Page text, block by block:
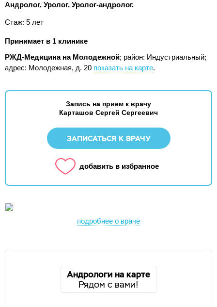
Андролог, Уролог, Уролог-андролог.
Стаж: 5 лет
Принимает в 1 клинике
РЖД-Медицина на Молодежной; район: Индустриальный;
адрес: Молодежная, д. 20 показать на карте.
Запись на прием к врачу
Карташов Сергей Сергеевич
ЗАПИСАТЬСЯ К ВРАЧУ
добавить в избранное
подробнее о враче
Андрологи на карте
Рядом с вами!